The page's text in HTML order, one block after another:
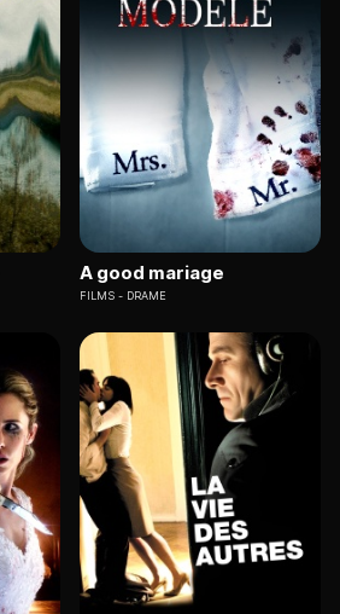
A good mariage
FILMS DRAME